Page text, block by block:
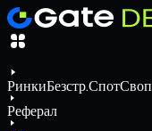
РинкиБезстр.СпотСвоп
Реферал